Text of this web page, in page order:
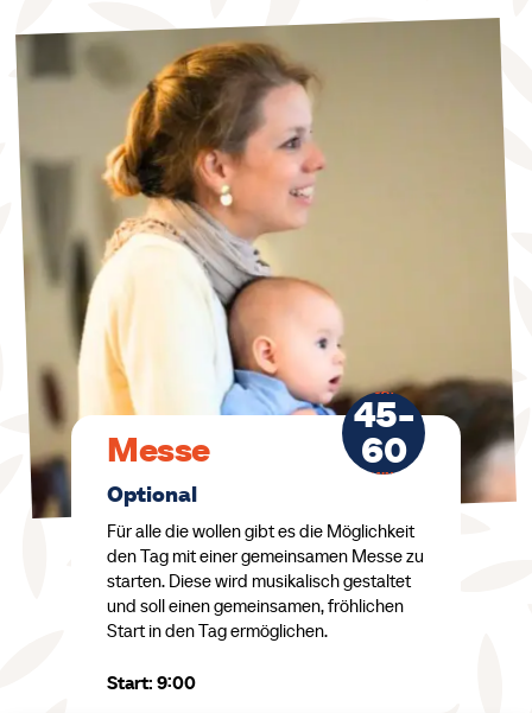
CA.
45-
60
MIN.
Messe
Optional
Für alle die wollen gibt es die Möglichkeit
den Tag mit einer gemeinsamen Messe zu
starten. Diese wird musikalisch gestaltet
und soll einen gemeinsamen, fröhlichen
Start in den Tag ermöglichen.
Start: 9:00